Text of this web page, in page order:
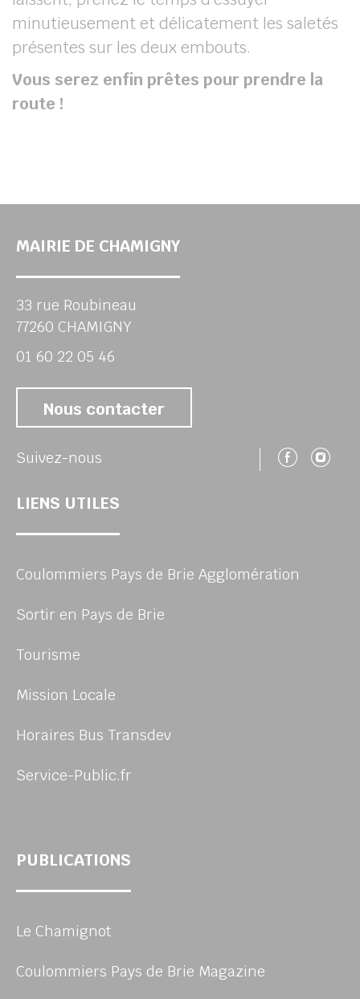
minutieusement et délicatement les saletés
présentes sur les deux embouts.
Vous serez enfin prêtes pour prendre la
route !
MAIRIE DE CHAMIGNY
33 rue Roubineau
77260 CHAMIGNY
01 60 22 05 46
Nous contacter
Suivez-nous
LIENS UTILES
Coulommiers Pays de Brie Agglomération
Sortir en Pays de Brie
Tourisme
Mission Locale
Horaires Bus Transdev
Service-Public.fr
PUBLICATIONS
Le Chamignot
Coulommiers Pays de Brie Magazine